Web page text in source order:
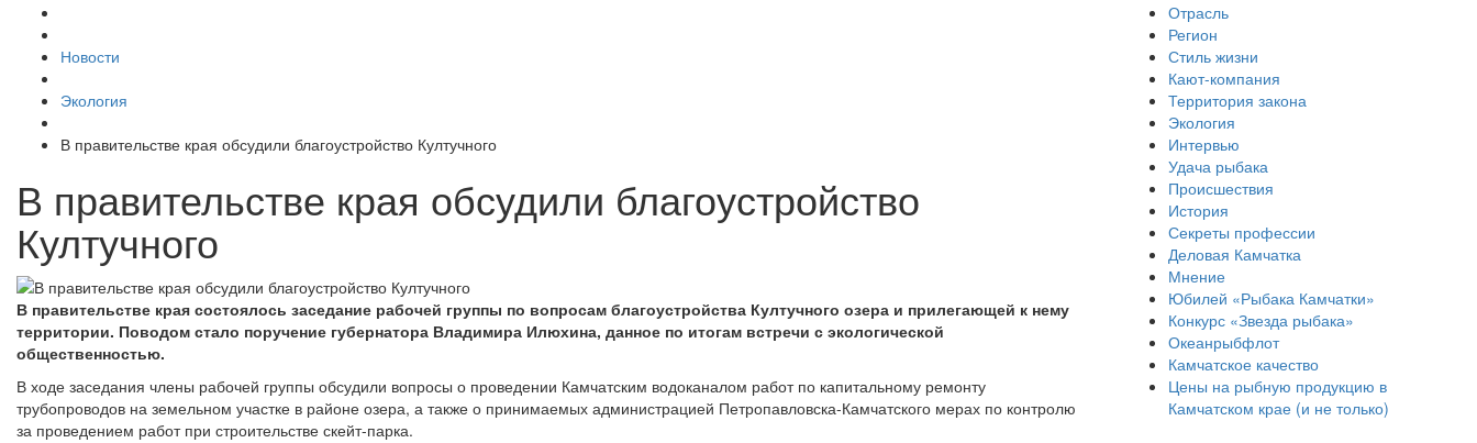
Новости
Экология
В правительстве края обсудили благоустройство Култучного
В правительстве края обсудили благоустройство
Култучного
В правительстве края состоялось заседание рабочей группы по вопросам благоустройства Култучного озера и прилегающей к нему
территории. Поводом стало поручение губернатора Владимира Илюхина, данное по итогам встречи с экологической
общественностью.
В ходе заседания члены рабочей группы обсудили вопросы о проведении Камчатским водоканалом работ по капитальному ремонту
трубопроводов на земельном участке в районе озера, а также о принимаемых администрацией Петропавловска-Камчатского мерах по контролю
за проведением работ при строительстве скейт-парка.
Отрасль
Регион
Стиль жизни
Кают-компания
Территория закона
Экология
Интервью
Удача рыбака
Происшествия
История
Секреты профессии
Деловая Камчатка
Мнение
Юбилей «Рыбака Камчатки»
Конкурс «Звезда рыбака»
Океанрыбфлот
Камчатское качество
Цены на рыбную продукцию в
Камчатском крае (и не только)